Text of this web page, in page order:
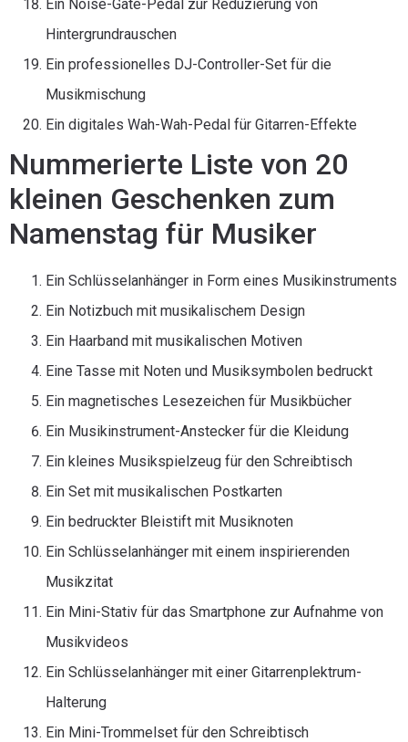
Ein Noise-Gate-Pedal zur Reduzierung von
Hintergrundrauschen
Ein professionelles DJ-Controller-Set für die
Musikmischung
Ein digitales Wah-Wah-Pedal für Gitarren-Effekte
Nummerierte Liste von 20
kleinen Geschenken zum
Namenstag für Musiker
Ein Schlüsselanhänger in Form eines Musikinstruments
Ein Notizbuch mit musikalischem Design
Ein Haarband mit musikalischen Motiven
Eine Tasse mit Noten und Musiksymbolen bedruckt
Ein magnetisches Lesezeichen für Musikbücher
Ein Musikinstrument-Anstecker für die Kleidung
Ein kleines Musikspielzeug für den Schreibtisch
Ein Set mit musikalischen Postkarten
Ein bedruckter Bleistift mit Musiknoten
Ein Schlüsselanhänger mit einem inspirierenden
Musikzitat
Ein Mini-Stativ für das Smartphone zur Aufnahme von
Musikvideos
Ein Schlüsselanhänger mit einer Gitarrenplektrum-
Halterung
Ein Mini-Trommelset für den Schreibtisch